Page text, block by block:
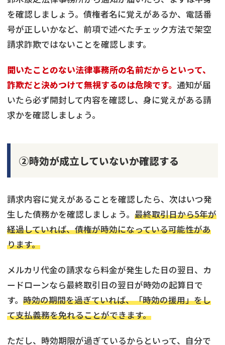
を確認しましょう。債権者名に覚えがあるか、電話番
号が正しいかなど、前項で述べたチェック方法で架空
請求詐欺ではないことを確認します。
聞いたことのない法律事務所の名前だからといって、
詐欺だと決めつけて無視するのは危険です。 通知が届
いたら必ず開封して内容を確認し、身に覚えがある請
求かを確認しましょう。
②時効が成立していないか確認する
請求内容に覚えがあることを確認したら、次はいつ発
生した債務かを確認しましょう。 最終取引日から5年が
経過していれば、債権が時効になっている可能性があ
ります。
メルカリ代金の請求なら料金が発生した日の翌日、カ
ードローンなら最終取引日の翌日が時効の起算日で
す。 時効の期間を過ぎていれば、「時効の援用」をし
て支払義務を免れることができます。
ただし、時効期限が過ぎているからといって、自分で